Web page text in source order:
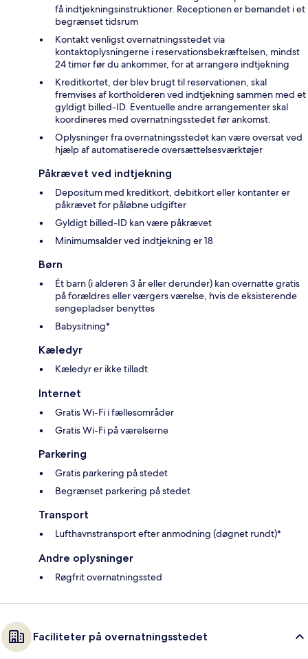
få indtjekningsinstruktioner. Receptionen er bemandet i et
begrænset tidsrum
Kontakt venligst overnatningsstedet via
kontaktoplysningerne i reservationsbekræftelsen, mindst
24 timer før du ankommer, for at arrangere indtjekning
Kreditkortet, der blev brugt til reservationen, skal
fremvises af kortholderen ved indtjekning sammen med et
gyldigt billed-ID. Eventuelle andre arrangementer skal
koordineres med overnatningsstedet før ankomst.
Oplysninger fra overnatningsstedet kan være oversat ved
hjælp af automatiserede oversættelsesværktøjer
Påkrævet ved indtjekning
Depositum med kreditkort, debitkort eller kontanter er
påkrævet for påløbne udgifter
Gyldigt billed-ID kan være påkrævet
Minimumsalder ved indtjekning er 18
Børn
Ét barn (i alderen 3 år eller derunder) kan overnatte gratis
på forældres eller værgers værelse, hvis de eksisterende
sengepladser benyttes
Babysitning*
Kæledyr
Kæledyr er ikke tilladt
Internet
Gratis Wi-Fi i fællesområder
Gratis Wi-Fi på værelserne
Parkering
Gratis parkering på stedet
Begrænset parkering på stedet
Transport
Lufthavnstransport efter anmodning (døgnet rundt)*
Andre oplysninger
Røgfrit overnatningssted
Faciliteter på overnatningsstedet